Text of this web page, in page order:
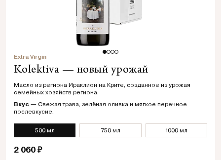
Extra Virgin
Kolektiva — новый урожай
Масло из региона Ираклион на Крите, созданное из урожая
семейных хозяйств региона.
Вкус — Свежая трава, зелёная оливка и мягкое перечное
послевкусие.
500 мл 750 мл 1000 мл
2 060 ₽